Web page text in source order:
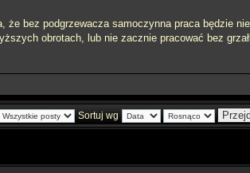
bez podgrzewacza samoczynna praca będzie
obrotach, lub nie zacznie pracować bez
Sortuj wg